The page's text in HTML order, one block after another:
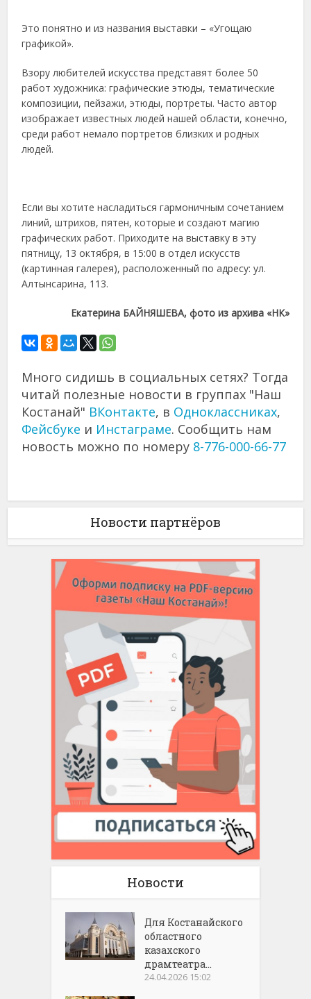
Это понятно и из названия выставки – «Угощаю
графикой».
Взору любителей искусства представят более 50
работ художника: графические этюды, тематические
композиции, пейзажи, этюды, портреты. Часто автор
изображает известных людей нашей области, конечно,
среди работ немало портретов близких и родных
людей.
Если вы хотите насладиться гармоничным сочетанием
линий, штрихов, пятен, которые и создают магию
графических работ. Приходите на выставку в эту
пятницу, 13 октября, в 15:00 в отдел искусств
(картинная галерея), расположенный по адресу: ул.
Алтынсарина, 113.
Екатерина БАЙНЯШЕВА, фото из архива «НК»
Много сидишь в социальных сетях? Тогда
читай полезные новости в группах "Наш
Костанай" ВКонтакте, в Одноклассниках,
Фейсбуке и Инстаграме. Сообщить нам
новость можно по номеру 8-776-000-66-77
Новости партнёров
Новости
Для Костанайского
областного
казахского
драмтеатра...
24.04.2026 15:02